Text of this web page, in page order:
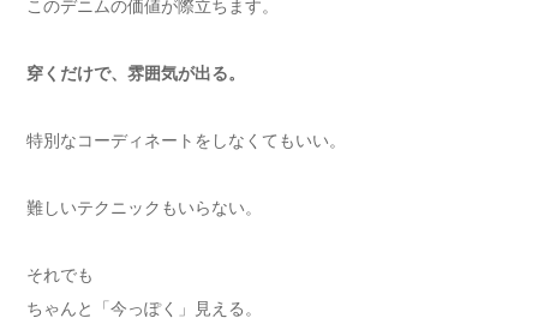
このデニムの価値が際立ちます。
穿くだけで、雰囲気が出る。
特別なコーディネートをしなくてもいい。
難しいテクニックもいらない。
それでも
ちゃんと「今っぽく」見える。